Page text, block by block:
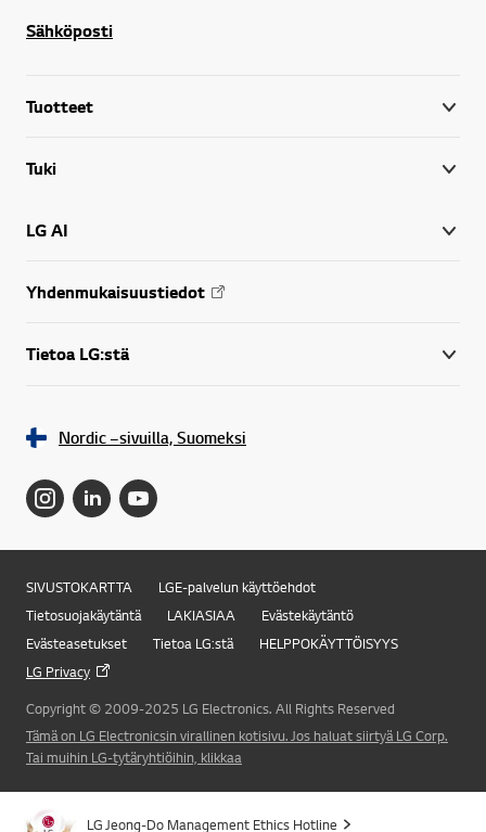
Sähköposti
Tuotteet
Tuki
LG AI
Yhdenmukaisuustiedot
Tietoa LG:stä
Nordic –sivuilla, Suomeksi
SIVUSTOKARTTA
LGE-palvelun käyttöehdot
Tietosuojakäytäntä
LAKIASIAA
Evästekäytäntö
Evästeasetukset
Tietoa LG:stä
HELPPOKÄYTTÖISYYS
LG Privacy
Copyright © 2009-2025 LG Electronics. All Rights Reserved
Tämä on LG Electronicsin virallinen kotisivu. Jos haluat siirtyä LG Corp.
Tai muihin LG-tytäryhtiöihin, klikkaa
LG Jeong-Do Management Ethics Hotline
Online Chat